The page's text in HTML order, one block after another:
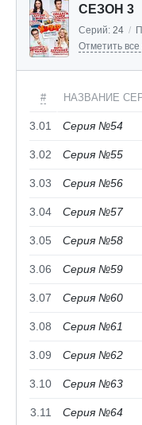
СЕЗОН 3
Серий: 24 /
Отметить все
# НАЗВАНИЕ
3.01 Серия №54
3.02 Серия №55
3.03 Серия №56
3.04 Серия №57
3.05 Серия №58
3.06 Серия №59
3.07 Серия №60
3.08 Серия №61
3.09 Серия №62
3.10 Серия №63
3.11 Серия №64